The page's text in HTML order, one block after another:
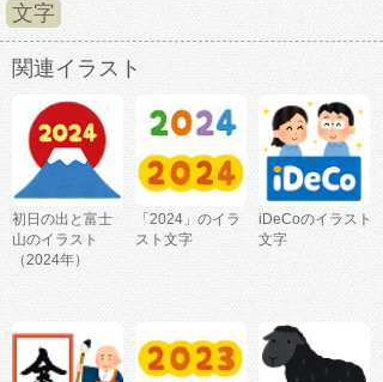
文字
関連イラスト
初日の出と富士
山のイラスト
（2024年）
「2024」のイラ
スト文字
iDeCoのイラスト
文字